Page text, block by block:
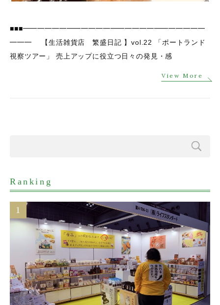
■■■━━━━━━━━━━━━━━━━━━━━━━━━━
━━━ 【生活雑貨店 繁盛日記 】vol.22 「ポートランド
視察ツアー」 売上アップに役立つ日々の発見・感
View More
Ranking
1